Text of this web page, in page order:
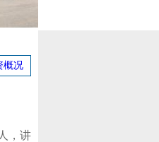
概况
，讲